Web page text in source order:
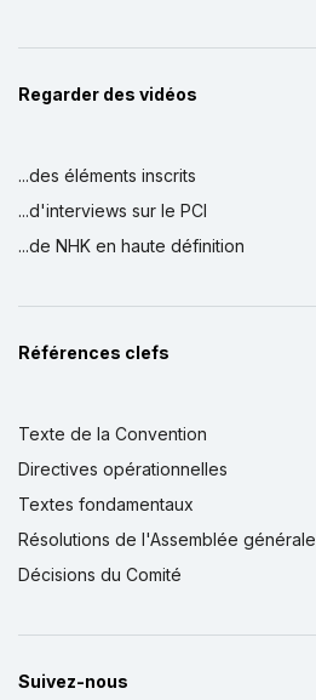
Regarder des vidéos
...des éléments inscrits
...d'interviews sur le PCI
...de NHK en haute définition
Références clefs
Texte de la Convention
Directives opérationnelles
Textes fondamentaux
Résolutions de l'Assemblée générale
Décisions du Comité
Suivez-nous